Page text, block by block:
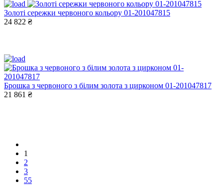
Золоті сережки червоного кольору 01-201047815
24 822 ₴
Брошка з червоного з білим золота з цирконом 01-201047817
21 861 ₴
1
2
3
55